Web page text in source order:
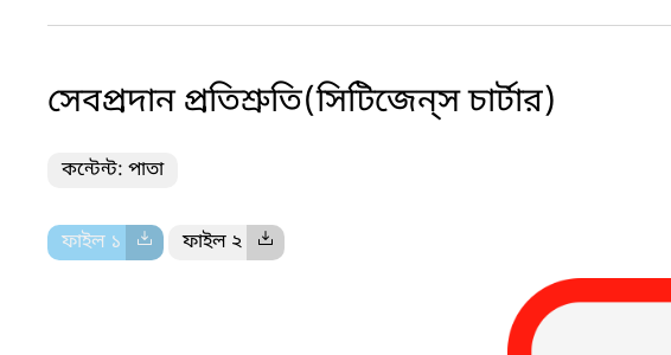
সেবপ্রদান প্রতিশ্রুতি(সিটিজেন্‌স চার্টার)
কন্টেন্ট: পাতা
ফাইল ১ ফাইল ২